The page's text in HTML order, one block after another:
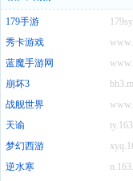
179手游
秀卡游戏
蓝魔手游网
崩坏3
战舰世界
天谕
梦幻西游
逆水寒